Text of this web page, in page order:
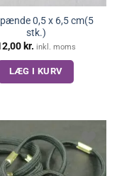
0,5 x 6,5 cm(5
stk.)
kr. inkl. moms
LÆG I KURV